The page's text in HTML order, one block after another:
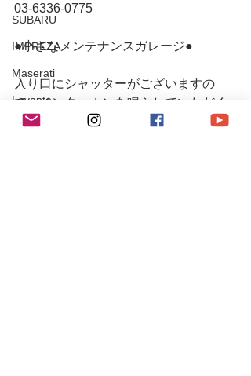
SUBARU
IMPREZA
Maserati
Levante
SUZUKI
03-6336-0775
●小さなメンテナンスガレージ●
入り口にシャッターがございますの
で、インターホンを鳴らしていただく
か、お声がけお願いします。  シャッタ